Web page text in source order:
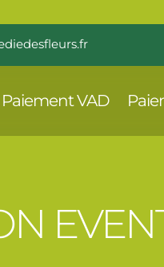
Paiement VAD